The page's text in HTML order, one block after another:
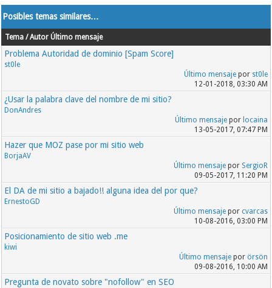
Posibles temas similares…
Tema / Autor Último mensaje
Problema Autoridad de dominio [Spam Score]
st0le
Último mensajepor st0le
12-01-2018, 03:30 AM
¿Usar la palabra clave del nombre de mi sitio?
DonAndres
Último mensajepor locaina
13-05-2017, 07:47 PM
Hazer que MOZ pase por mi sitio web
BorjaAV
Último mensajepor SergioR
09-05-2017, 11:20 PM
El DA de mi sitio a bajado!! alguna idea del por que?
ErnestoGD
Último mensajepor cvarcas
10-08-2016, 03:00 PM
Posicionamiento de sitio web .me
kiwi
Último mensajepor örsön
09-08-2016, 10:00 AM
Pregunta de novato sobre "nofollow" en SEO